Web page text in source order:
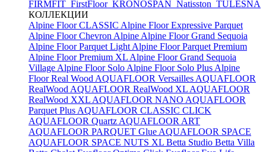
FIRMFIT FirstFloor KRONOSPAN Natisston TULESNA
КОЛЛЕКЦИИ
Alpine Floor CLASSIC Alpine Floor Expressive Parquet
Alpine Floor Chevron Alpine Alpine Floor Grand Sequoia
Alpine Floor Parquet Light Alpine Floor Parquet Premium
Alpine Floor Premium XL Alpine Floor Grand Sequoia
Village Alpine Floor Solo Alpine Floor Solo Plus Alpine
Floor Real Wood AQUAFLOOR Versailles AQUAFLOOR
RealWood AQUAFLOOR RealWood XL AQUAFLOOR
RealWood XXL AQUAFLOOR NANO AQUAFLOOR
Parquet Plus AQUAFLOOR CLASSIC CLICK
AQUAFLOOR Quartz AQUAFLOOR ART
AQUAFLOOR PARQUET Glue AQUAFLOOR SPACE
AQUAFLOOR SPACE NUTS XL Betta Studio Betta Villa